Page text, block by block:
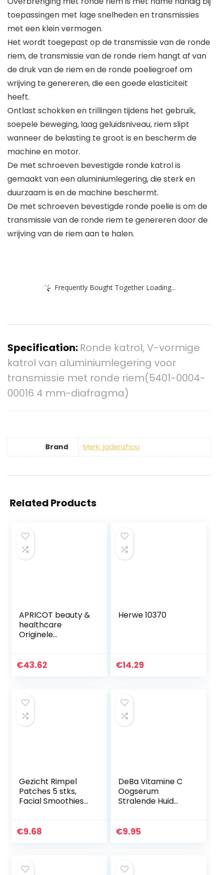
toepassingen met lage snelheden en transmissies
met een klein vermogen.
Het wordt toegepast op de transmissie van de ronde
riem, de transmissie van de ronde riem hangt af van
de druk van de riem en de ronde poeliegroef om
wrijving te genereren, die een goede elasticiteit
heeft.
Ontlast schokken en trillingen tijdens het gebruik,
soepele beweging, laag geluidsniveau, riem slipt
wanneer de belasting te groot is en bescherm de
machine en motor.
De met schroeven bevestigde ronde katrol is
gemaakt van een aluminiumlegering, die sterk en
duurzaam is en de machine beschermt.
De met schroeven bevestigde ronde poelie is om de
transmissie van de ronde riem te genereren door de
wrijving van de riem aan te halen.
Frequently Bought Together Loading...
Specification: Ronde katrol, V-vormige
katrol van aluminiumlegering voor
transmissie met ronde riem(5401-0004-
00016 4 mm-diafragma)
Brand Merk: jadenzhou
Related Products
APRICOT beauty &
healthcare
Originele
dédecolleté” met
klinisch bewezen
werkzaamheid!
€43.62
Herwe 10370
€14.29
Gezicht Rimpel
Patches 5 stks,
Facial Smoothies
Patches Rimpel
€9.68
DeBa Vitamine C
Oogserum
Stralende Huid
en klimopextract
€9.95